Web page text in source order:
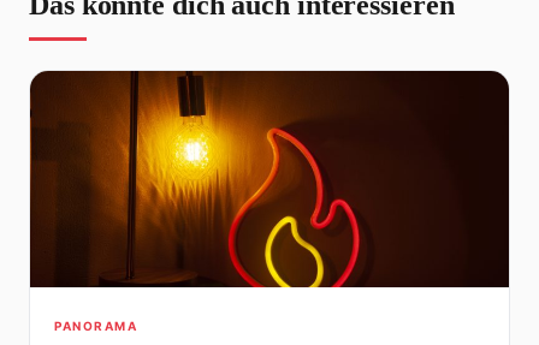
PANORAMA